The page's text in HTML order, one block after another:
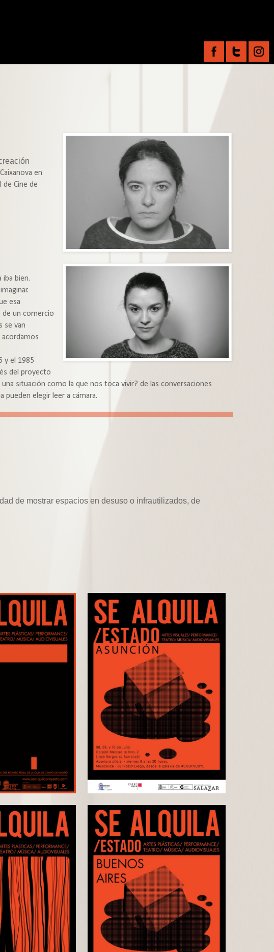
en
de Cine de
iba bien.
esa
de un comercio
se van
y el 1985
del proyecto
situación como la que nos toca vivir? de las conversaciones
pueden elegir leer a cámara.
de mostrar espacios en desuso o infrautilizados, de